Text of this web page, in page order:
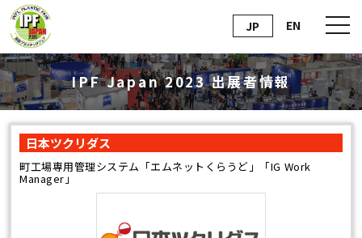
JP EN
IPF Japan 2023 出展者情報
日本ツクリダス
町工場専用管理システム「エムネットくらうど」「IG Work
Manager」